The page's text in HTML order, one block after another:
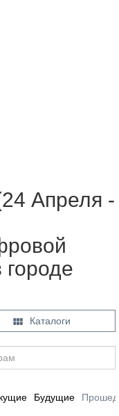
Апреля -
городе
 Каталоги
Будущие